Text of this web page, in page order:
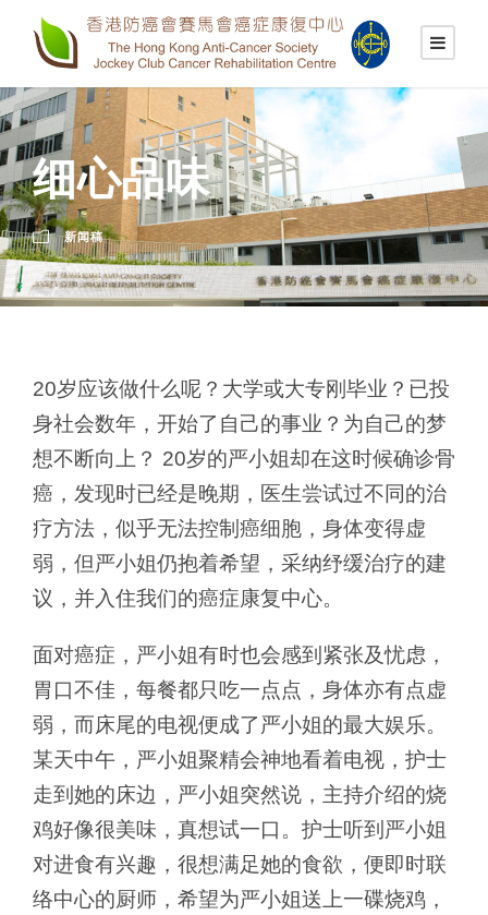
细心品味
新闻稿
20岁应该做什么呢？大学或大专刚毕业？已投
身社会数年，开始了自己的事业？为自己的梦
想不断向上？ 20岁的严小姐却在这时候确诊骨
癌，发现时已经是晚期，医生尝试过不同的治
疗方法，似乎无法控制癌细胞，身体变得虚
弱，但严小姐仍抱着希望，采纳纾缓治疗的建
议，并入住我们的癌症康复中心。
面对癌症，严小姐有时也会感到紧张及忧虑，
胃口不佳，每餐都只吃一点点，身体亦有点虚
弱，而床尾的电视便成了严小姐的最大娱乐。
某天中午，严小姐聚精会神地看着电视，护士
走到她的床边，严小姐突然说，主持介绍的烧
鸡好像很美味，真想试一口。护士听到严小姐
对进食有兴趣，很想满足她的食欲，便即时联
络中心的厨师，希望为严小姐送上一碟烧鸡，